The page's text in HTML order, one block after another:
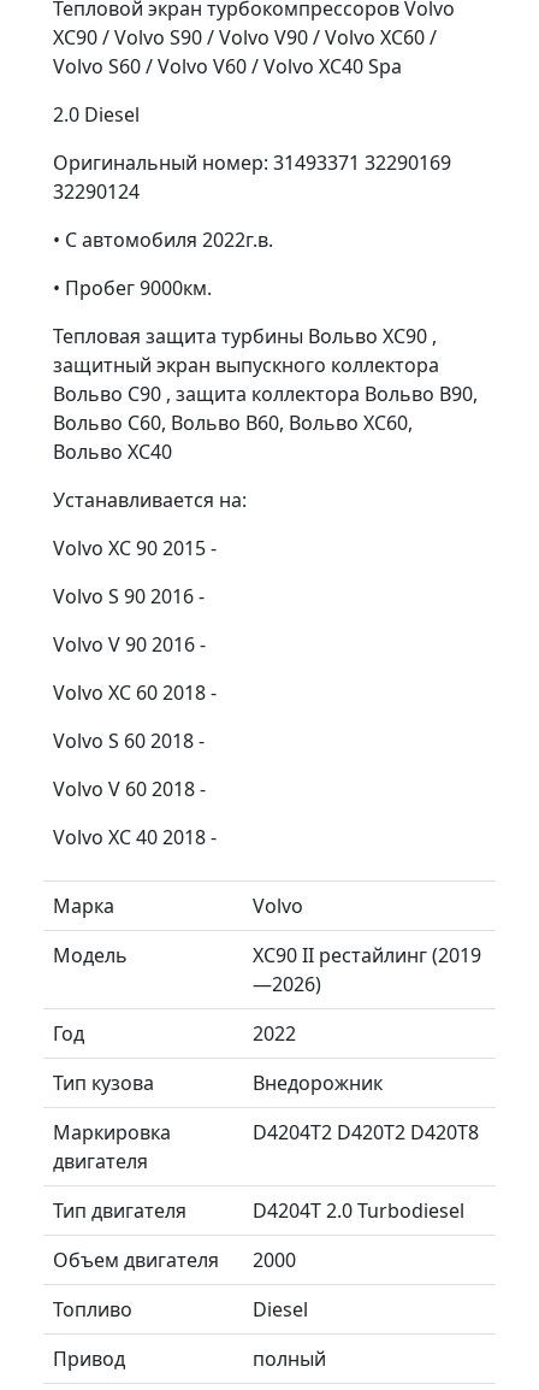
Тепловой экран турбокомпрессоров Volvo
XC90 / Volvo S90 / Volvo V90 / Volvo XC60 /
Volvo S60 / Volvo V60 / Volvo XC40 Spa
2.0 Diesel
Оригинальный номер: 31493371 32290169
32290124
• С автомобиля 2022г.в.
• Пробег 9000км.
Тепловая защита турбины Вольво ХС90 ,
защитный экран выпускного коллектора
Вольво С90 , защита коллектора Вольво В90,
Вольво С60, Вольво В60, Вольво ХС60,
Вольво ХС40
Устанавливается на:
Volvo XC 90 2015 -
Volvo S 90 2016 -
Volvo V 90 2016 -
Volvo XC 60 2018 -
Volvo S 60 2018 -
Volvo V 60 2018 -
Volvo XC 40 2018 -
Марка
Volvo
Модель
XC90 II рестайлинг (2019
—2026)
Год
2022
Тип кузова
Внедорожник
Маркировка
двигателя
D4204T2 D420T2 D420T8
Тип двигателя
D4204T 2.0 Turbodiesel
Объем двигателя
2000
Топливо
Diesel
Привод
полный